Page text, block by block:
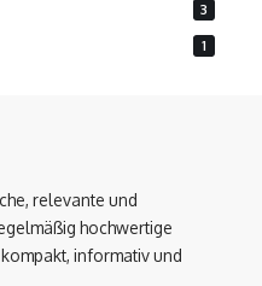
3
1
relevante und
hochwertige
informativ und